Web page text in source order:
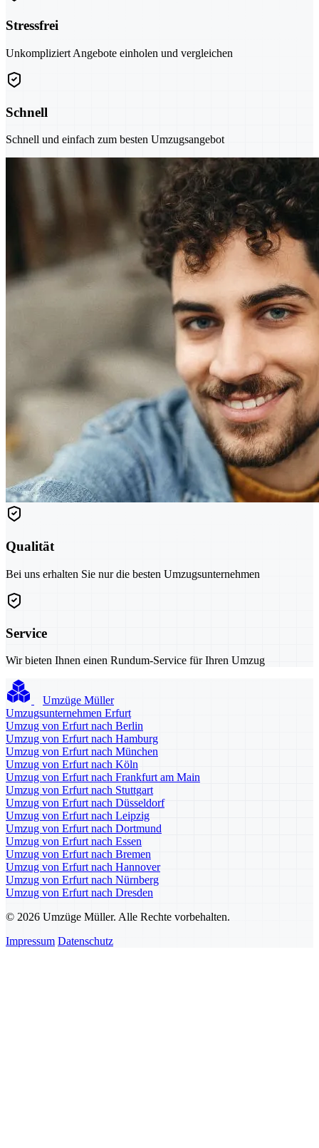
Stressfrei
Unkompliziert Angebote einholen und vergleichen
Schnell
Schnell und einfach zum besten Umzugsangebot
Qualität
Bei uns erhalten Sie nur die besten Umzugsunternehmen
Service
Wir bieten Ihnen einen Rundum-Service für Ihren Umzug
Umzüge Müller
Umzugsunternehmen Erfurt
Umzug von Erfurt nach Berlin
Umzug von Erfurt nach Hamburg
Umzug von Erfurt nach München
Umzug von Erfurt nach Köln
Umzug von Erfurt nach Frankfurt am Main
Umzug von Erfurt nach Stuttgart
Umzug von Erfurt nach Düsseldorf
Umzug von Erfurt nach Leipzig
Umzug von Erfurt nach Dortmund
Umzug von Erfurt nach Essen
Umzug von Erfurt nach Bremen
Umzug von Erfurt nach Hannover
Umzug von Erfurt nach Nürnberg
Umzug von Erfurt nach Dresden
© 2026 Umzüge Müller. Alle Rechte vorbehalten.
Impressum Datenschutz